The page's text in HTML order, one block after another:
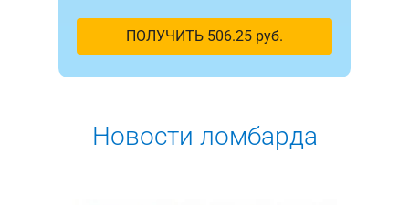
ПОЛУЧИТЬ 506.25 руб.
Новости ломбарда